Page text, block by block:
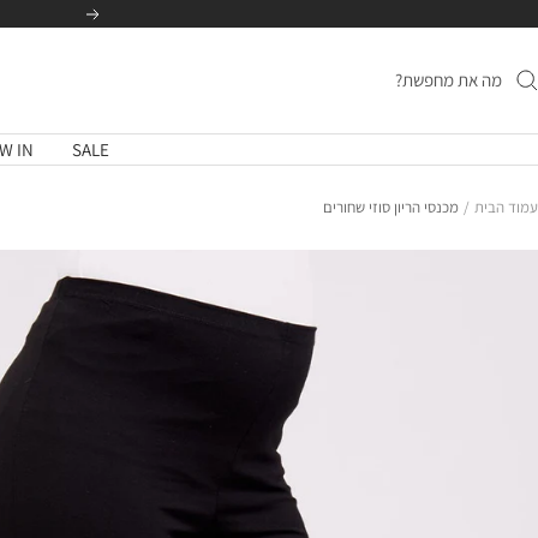
הקודם
SALE
IN
עמוד הבית מכנסי הריון סוזי שחורים